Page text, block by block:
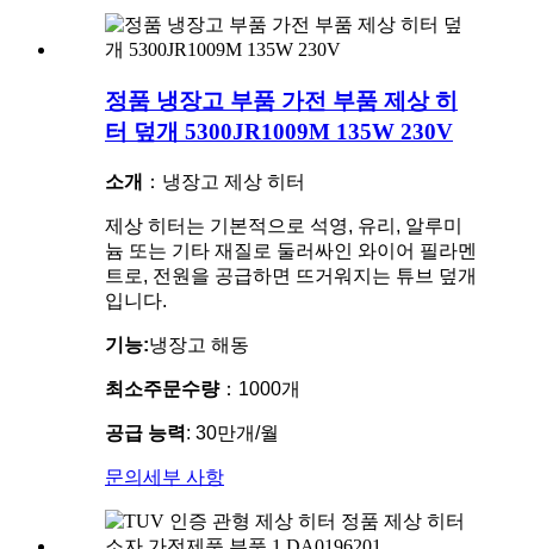
정품 냉장고 부품 가전 부품 제상 히
터 덮개 5300JR1009M 135W 230V
소개 ：냉장고 제상 히터
제상 히터는 기본적으로 석영, 유리, 알루미
늄 또는 기타 재질로 둘러싸인 와이어 필라멘
트로, 전원을 공급하면 뜨거워지는 튜브 덮개
입니다.
기능:냉장고 해동
최소주문수량：1000개
공급 능력: 30만개/월
문의 세부 사항